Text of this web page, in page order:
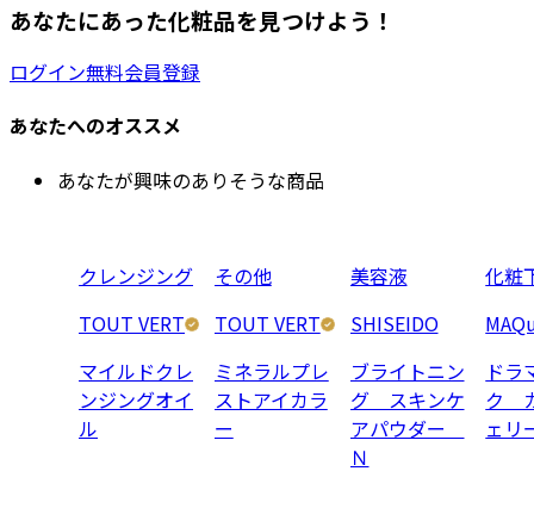
あなたにあった化粧品を見つけよう！
ログイン無料会員登録
あなたへのオススメ
あなたが興味のありそうな商品
クレンジング
TOUT VERT
マイルドクレ
ンジングオイ
ル
その他
TOUT VERT
ミネラルプレ
ストアイカラ
ー
美容液
SHISEIDO
ブライトニン
グ スキンケ
アパウダー
Ｎ
化粧
ドラ
ク
ェ